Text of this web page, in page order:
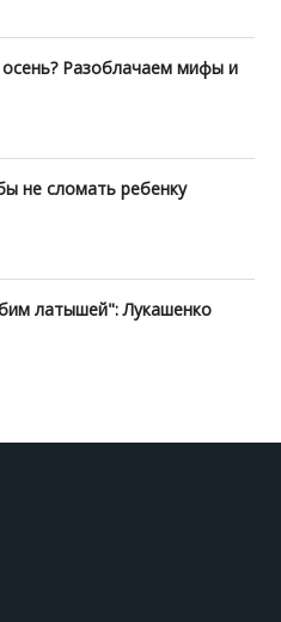
Разоблачаем мифы и
не сломать ребенку
латышей": Лукашенко